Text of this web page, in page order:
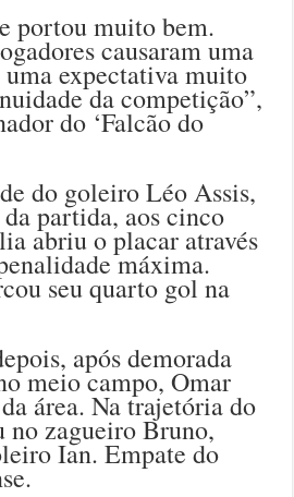
portou muito bem.
causaram uma
uma expectativa muito
da competição”,
do ‘Falcão do
do goleiro Léo Assis,
partida, aos cinco
abriu o placar através
máxima.
seu quarto gol na
após demorada
meio campo, Omar
área. Na trajetória do
no zagueiro Bruno,
Ian. Empate do